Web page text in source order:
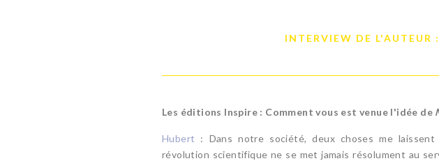
INTERVIEW DE L'AUTEUR
Les éditions Inspire : Comment vous est venue l'idée de
Hubert : Dans notre société, deux choses me
révolution scientifique ne se met jamais résolument au